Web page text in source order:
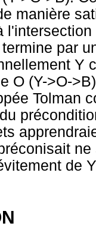
manière
par
Y
O (Y->O-
Tolman
ne
de